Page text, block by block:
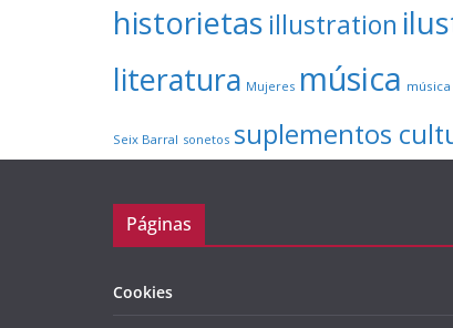
historietas illustration
literatura Mujeres música música
Seix Barral sonetos suplementos
Páginas
Cookies